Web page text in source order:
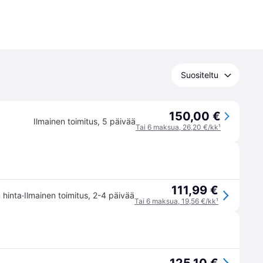
Suositeltu
Ilmainen toimitus, 5 päivää 150,00 €
Tai 6 maksua, 26,20 €/kk¹
hinta·Ilmainen toimitus, 2-4 päivää 111,99 €
Tai 6 maksua, 19,56 €/kk¹